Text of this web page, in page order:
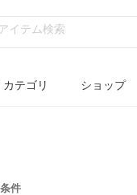
カテゴリ ショップ
件